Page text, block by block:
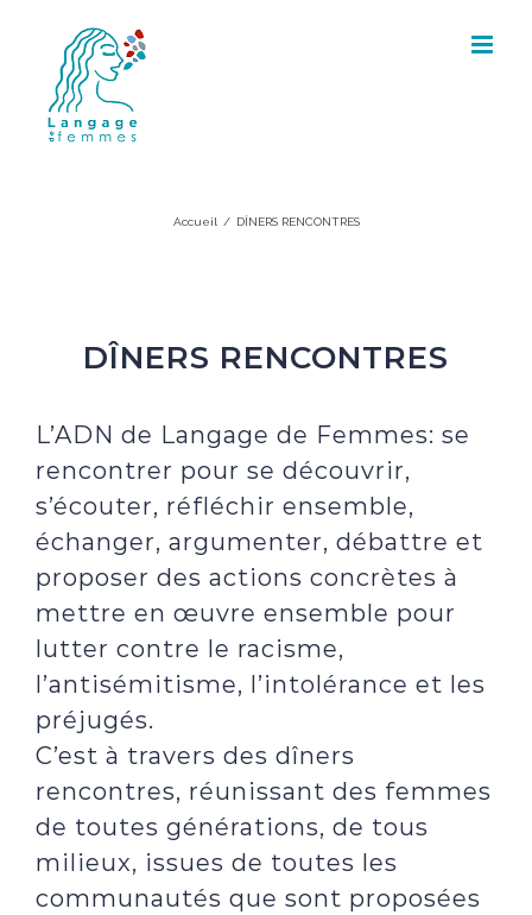
content
Accueil / DÎNERS RENCONTRES
DÎNERS RENCONTRES
L’ADN de Langage de Femmes: se
rencontrer pour se découvrir,
s’écouter, réfléchir ensemble,
échanger, argumenter, débattre et
proposer des actions concrètes à
mettre en œuvre ensemble pour
lutter contre le racisme,
l’antisémitisme, l’intolérance et les
préjugés.
C’est à travers des dîners
rencontres, réunissant des femmes
de toutes générations, de tous
milieux, issues de toutes les
communautés que sont proposées